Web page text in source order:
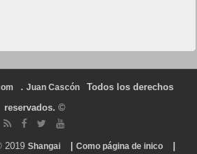
. Juan Cascón
Todos los derechos
reservados. ©
2019 Shangai | Como página de inico |